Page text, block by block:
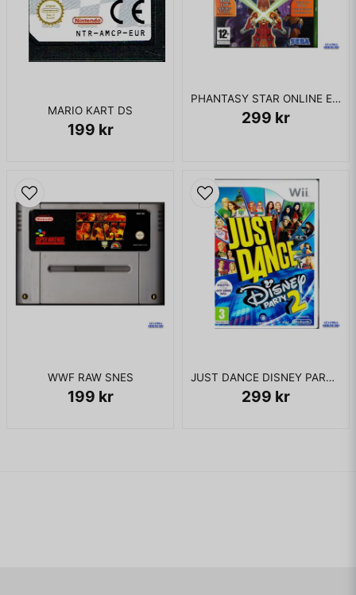
MARIO KART DS
199 kr
PHANTASY STAR ONLINE EPISODE I & II XBOX
299 kr
WWF RAW SNES
199 kr
JUST DANCE DISNEY PARTY 2 WII
299 kr